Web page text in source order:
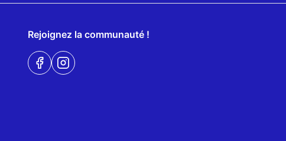
Rejoignez la communauté !